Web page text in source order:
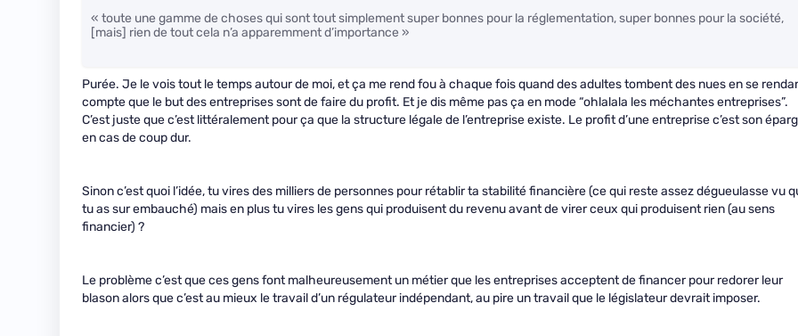
« toute une gamme de choses qui sont tout simplement super bonnes pour la réglementation, super bonnes pour la société,
[mais] rien de tout cela n’a apparemment d’importance »
Purée. Je le vois tout le temps autour de moi, et ça me rend fou à chaque fois quand des adultes tombent des nues en se
compte que le but des entreprises sont de faire du profit. Et je dis même pas ça en mode “ohlalala les méchantes entreprises”.
C’est juste que c’est littéralement pour ça que la structure légale de l’entreprise existe. Le profit d’une entreprise c’est son
en cas de coup dur.
Sinon c’est quoi l’idée, tu vires des milliers de personnes pour rétablir ta stabilité financière (ce qui reste assez dégueulasse vu
tu as sur embauché) mais en plus tu vires les gens qui produisent du revenu avant de virer ceux qui produisent rien (au sens
financier) ?
Le problème c’est que ces gens font malheureusement un métier que les entreprises acceptent de financer pour redorer leur
blason alors que c’est au mieux le travail d’un régulateur indépendant, au pire un travail que le législateur devrait imposer.